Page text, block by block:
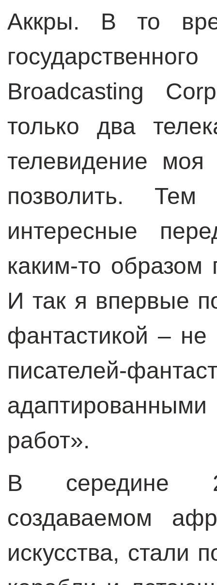
Аккры. В то
Broadcasting
только два
телевидение
позволить.
интересные
каким-то
И так я впервые
фантастикой –
работ».
В середине
создаваемом
искусства, стали